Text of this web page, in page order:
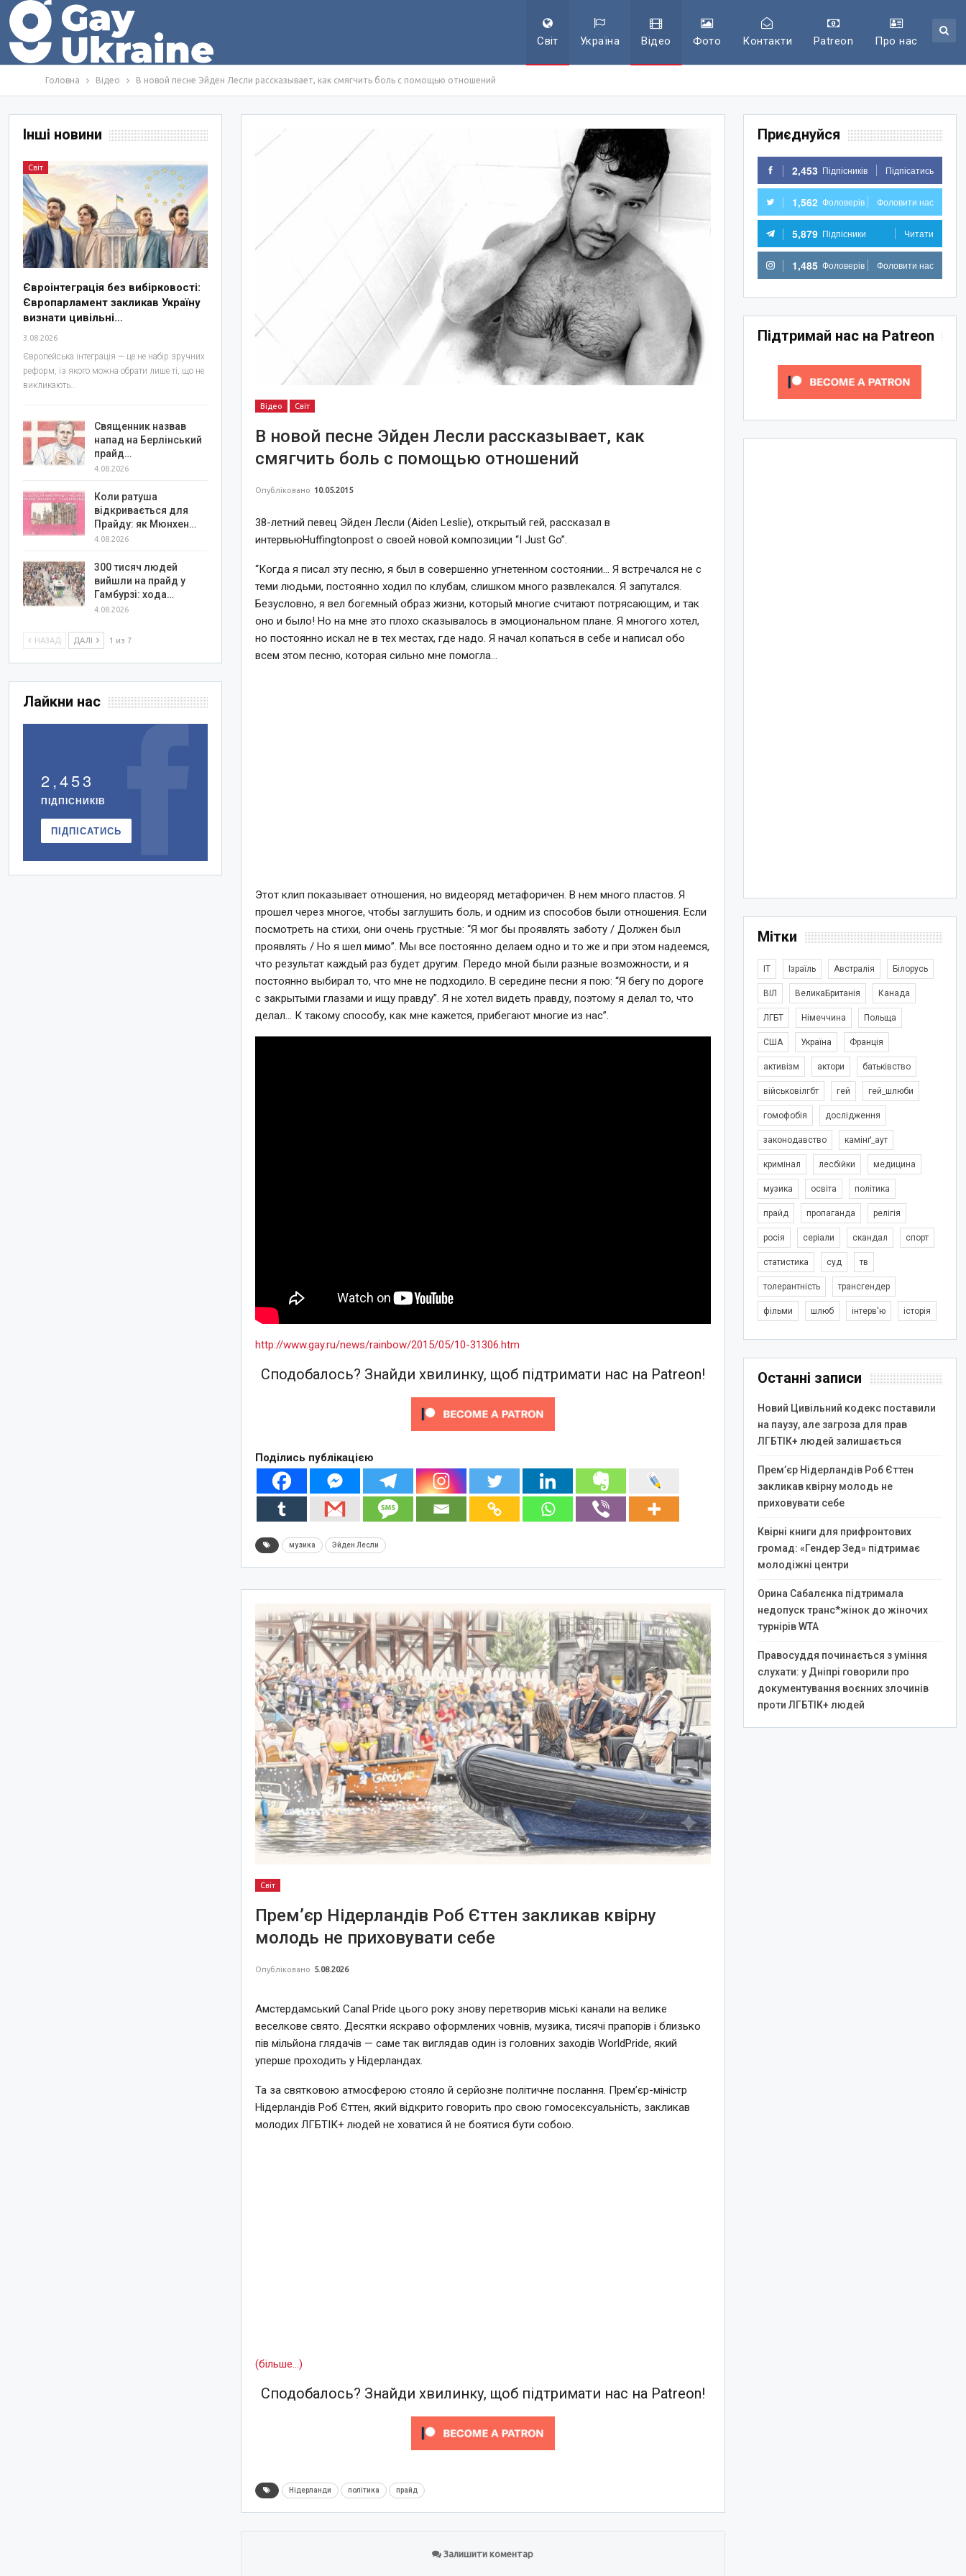
Світ Україна Відео Фото Контакти Patreon Про нас
Головна Відео В новой песне Эйден Лесли рассказывает, как смягчить боль с помощью отношений
Відео Світ
В новой песне Эйден Лесли рассказывает, как
смягчить боль с помощью отношений
Опубліковано 10.05.2015
38-летний певец Эйден Лесли (Aiden Leslie), открытый гей, рассказал в
интервьюHuffingtonpost о своей новой композиции “I Just Go”.
“Когда я писал эту песню, я был в совершенно угнетенном состоянии… Я встречался не с
теми людьми, постоянно ходил по клубам, слишком много развлекался. Я запутался.
Безусловно, я вел богемный образ жизни, который многие считают потрясающим, и так
оно и было! Но на мне это плохо сказывалось в эмоциональном плане. Я многого хотел,
но постоянно искал не в тех местах, где надо. Я начал копаться в себе и написал обо
всем этом песню, которая сильно мне помогла…
Этот клип показывает отношения, но видеоряд метафоричен. В нем много пластов. Я
прошел через многое, чтобы заглушить боль, и одним из способов были отношения. Если
посмотреть на стихи, они очень грустные: “Я мог бы проявлять заботу / Должен был
проявлять / Но я шел мимо”. Мы все постоянно делаем одно и то же и при этом надеемся,
что результат каждый раз будет другим. Передо мной были разные возможности, и я
постоянно выбирал то, что мне не подходило. В середине песни я пою: “Я бегу по дороге
с закрытыми глазами и ищу правду”. Я не хотел видеть правду, поэтому я делал то, что
делал… К такому способу, как мне кажется, прибегают многие из нас”.
http://www.gay.ru/news/rainbow/2015/05/10-31306.htm
Сподобалось? Знайди хвилинку, щоб підтримати нас на Patreon!
Поділись публікацією
музика Эйден Лесли
Світ
Прем’єр Нідерландів Роб Єттен закликав квірну
молодь не приховувати себе
Опубліковано 5.08.2026
Амстердамський Canal Pride цього року знову перетворив міські канали на велике
веселкове свято. Десятки яскраво оформлених човнів, музика, тисячі прапорів і близько
пів мільйона глядачів — саме так виглядав один із головних заходів WorldPride, який
уперше проходить у Нідерландах.
Та за святковою атмосферою стояло й серйозне політичне послання. Прем’єр-міністр
Нідерландів Роб Єттен, який відкрито говорить про свою гомосексуальність, закликав
молодих ЛГБТІК+ людей не ховатися й не боятися бути собою.
(більше…)
Сподобалось? Знайди хвилинку, щоб підтримати нас на Patreon!
Нідерланди політика прайд
Залишити коментар
Приєднуйся
2,453 Підпісників Підпісатись
1,562 Фоловерів Фоловити нас
5,879 Підпісники Читати
1,485 Фоловерів Фоловити нас
Підтримай нас на Patreon
Мітки
IT Ізраїль Австралія Білорусь
ВІЛ ВеликаБританія Канада
ЛГБТ Німеччина Польща
США Україна Франція
активізм актори батьківство
військовілгбт гей гей_шлюби
гомофобія дослідження
законодавство камінґ_аут
кримінал лесбійки медицина
музика освіта політика
прайд пропаганда релігія
росія серіали скандал спорт
статистика суд тв
толерантність трансгендер
фільми шлюб інтерв'ю історія
Останні записи
Новий Цивільний кодекс поставили
на паузу, але загроза для прав
ЛГБТІК+ людей залишається
Прем’єр Нідерландів Роб Єттен
закликав квірну молодь не
приховувати себе
Квірні книги для прифронтових
громад: «Гендер Зед» підтримає
молодіжні центри
Орина Сабалєнка підтримала
недопуск транс*жінок до жіночих
турнірів WTA
Правосуддя починається з уміння
слухати: у Дніпрі говорили про
документування воєнних злочинів
проти ЛГБТІК+ людей
Інші новини
Світ
Євроінтеграція без вибірковості:
Європарламент закликав Україну
визнати цивільні…
3.08.2026
Європейська інтеграція — це не набір зручних
реформ, із якого можна обрати лише ті, що не
викликають…
Священник назвав
напад на Берлінський
прайд…
4.08.2026
Коли ратуша
відкривається для
Прайду: як Мюнхен…
4.08.2026
300 тисяч людей
вийшли на прайд у
Гамбурзі: хода…
4.08.2026
НАЗАД ДАЛІ 1 из 7
Лайкни нас
2,453
ПІДПІСНИКІВ
ПІДПІСАТИСЬ